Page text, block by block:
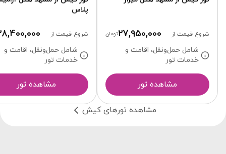
شروع قیمت از 27,950,000تومان
شامل حمل‌ونقل، اقامت و
خدمات تور
مشاهده تور
پلاس
شروع قیمت از
شامل حمل‌ونقل، اقامت و
خدمات تور
مشاهده تور
مشاهده تورهای کیش